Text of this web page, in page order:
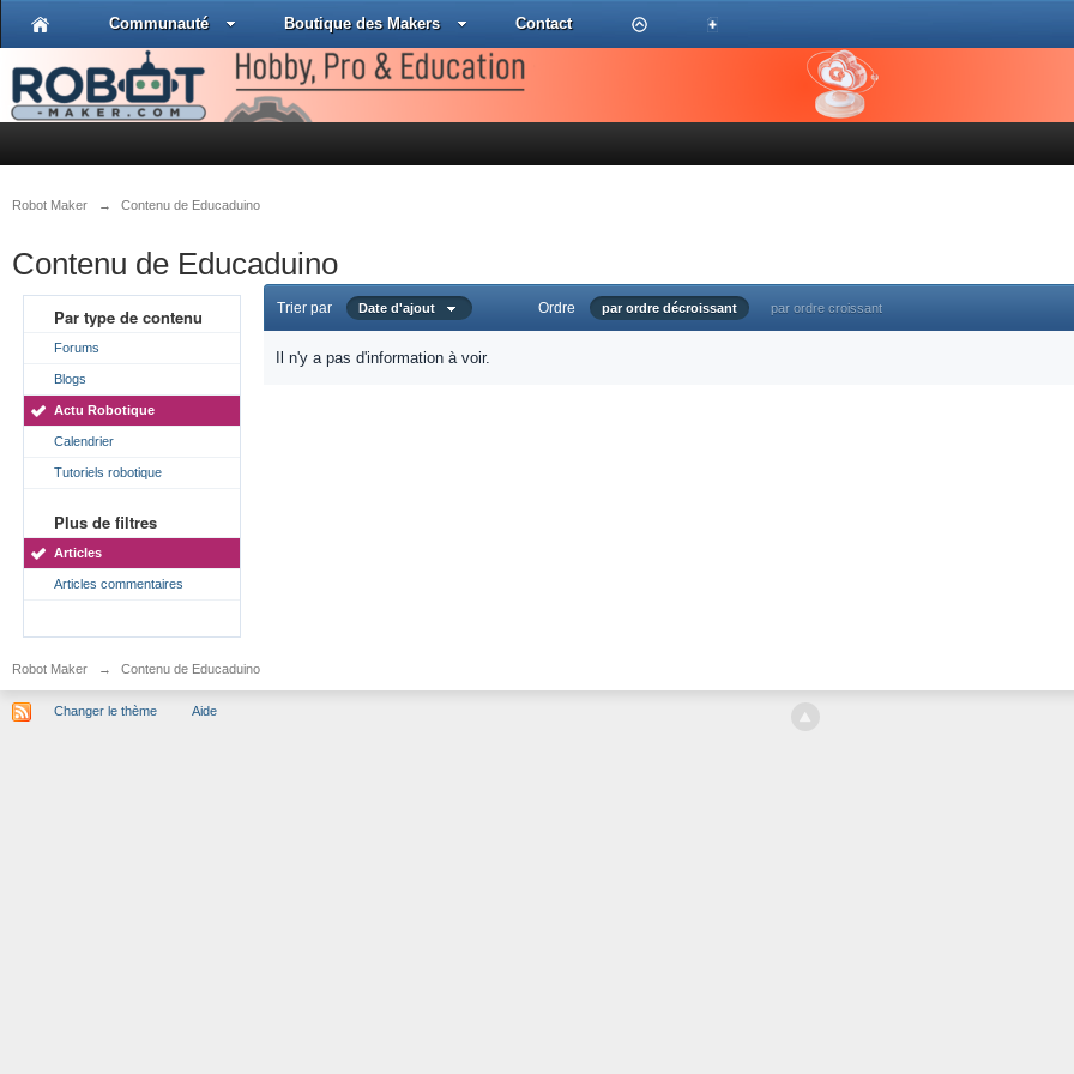
Communauté Boutique des Makers Contact
Robot Maker → Contenu de Educaduino
Contenu de Educaduino
Par type de contenu
Forums
Blogs
Actu Robotique
Calendrier
Tutoriels robotique
Plus de filtres
Articles
Articles commentaires
Trier par Date d'ajout Ordre par ordre décroissant par ordre croissant
Il n'y a pas d'information à voir.
Robot Maker → Contenu de Educaduino
Changer le thème Aide